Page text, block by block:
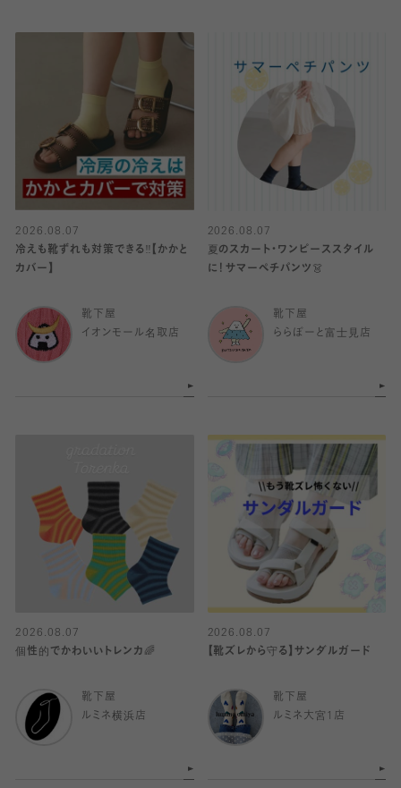
2026.08.07
冷えも靴ずれも対策できる‼️【かかと
カバー】
靴下屋
イオンモール名取店
2026.08.07
夏のスカート・ワンピーススタイル
に！サマーペチパンツ👗
靴下屋
ららぽーと富士見店
2026.08.07
個性的でかわいいトレンカ🌈
靴下屋
ルミネ横浜店
2026.08.07
【靴ズレから守る】サンダルガード
靴下屋
ルミネ大宮1店